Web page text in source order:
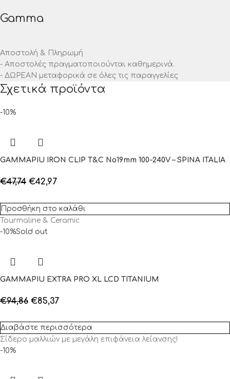
Gamma
Αποστολή & Πληρωμή
- Αποστολές πραγματοποιούνται καθημερινά.
- ΔΩΡΕΑΝ μεταφορικά σε όλες τις παραγγελίες
Σχετικά προϊόντα
-10%
GAMMAPIU IRON CLIP T&C No19mm 100-240V – SPINA ITALIA
€47,74 €42,97
Προσθήκη στο καλάθι
Tourmaline & Ceramic
-10%Sold out
GAMMAPIU EXTRA PRO XL LCD TITANIUM
€94,86 €85,37
Διαβάστε περισσότερα
Σίδερο μαλλιών με μεγάλη επιφάνεια λείανσης!
-10%